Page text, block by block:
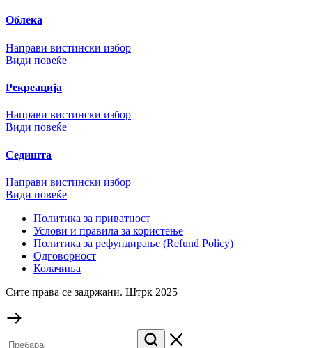
Облека
Направи вистински избор
Види повеќе
Рекреација
Направи вистински избор
Види повеќе
Седишта
Направи вистински избор
Види повеќе
Политика за приватност
Услови и правила за користење
Политика за рефундирање (Refund Policy)
Одговорност
Колачиња
Сите права се задржани. Штрк 2025